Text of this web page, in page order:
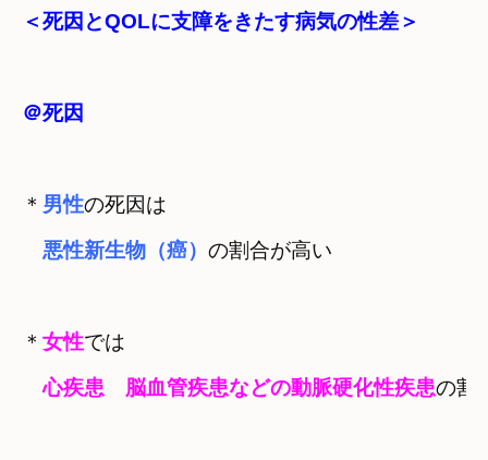
＜死因とQOLに支障をきたす病気の性差＞
＠死因
＊ 男性の死因は
悪性新生物（癌） の割合が高い
＊ 女性では
心疾患　脳血管疾患などの動脈硬化性疾患の割